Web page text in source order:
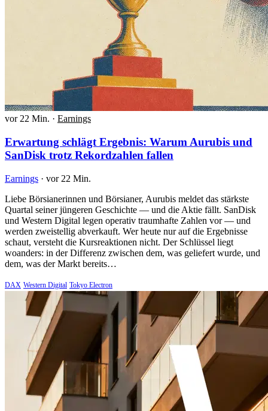
vor 22 Min. · Earnings
Erwartung schlägt Ergebnis: Warum Aurubis und
SanDisk trotz Rekordzahlen fallen
Earnings · vor 22 Min.
Liebe Börsianerinnen und Börsianer, Aurubis meldet das stärkste
Quartal seiner jüngeren Geschichte — und die Aktie fällt. SanDisk
und Western Digital legen operativ traumhafte Zahlen vor — und
werden zweistellig abverkauft. Wer heute nur auf die Ergebnisse
schaut, versteht die Kursreaktionen nicht. Der Schlüssel liegt
woanders: in der Differenz zwischen dem, was geliefert wurde, und
dem, was der Markt bereits…
DAX Western Digital Tokyo Electron